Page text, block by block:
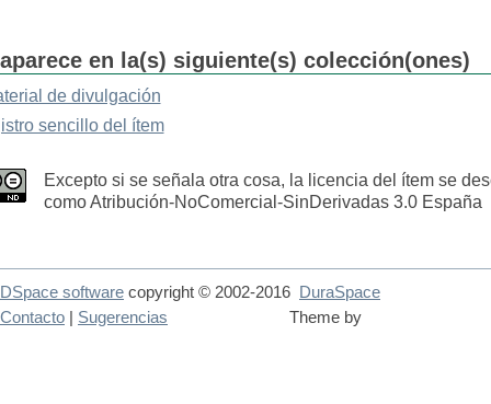
en la(s) siguiente(s) colección(ones)
de divulgación
sencillo del ítem
Excepto si se señala otra cosa, la licencia del ítem se
como Atribución-NoComercial-SinDerivadas 3.0 España
DSpace software copyright © 2002-2016 DuraSpace
Theme by
Contacto | Sugerencias